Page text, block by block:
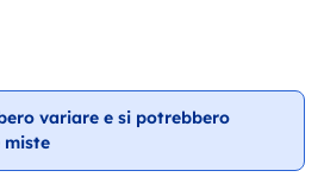
variare e si potrebbero